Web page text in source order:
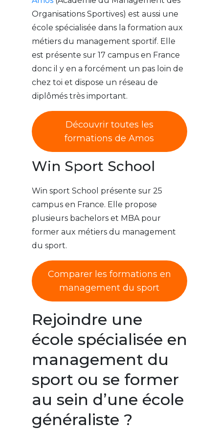
Organisations Sportives) est aussi une
école spécialisée dans la formation aux
métiers du management sportif. Elle
est présente sur 17 campus en France
donc il y en a forcément un pas loin de
chez toi et dispose un réseau de
diplômés très important.
Découvrir toutes les
formations de Amos
Win Sport School
Win sport School présente sur 25
campus en France. Elle propose
plusieurs bachelors et MBA pour
former aux métiers du management
du sport.
Comparer les formations en
management du sport
Rejoindre une
école spécialisée en
management du
sport ou se former
au sein d’une école
généraliste ?